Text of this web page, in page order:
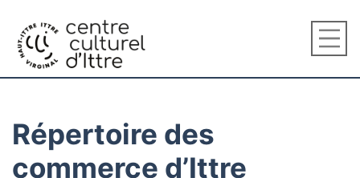
Répertoire des
commerce d’Ittre